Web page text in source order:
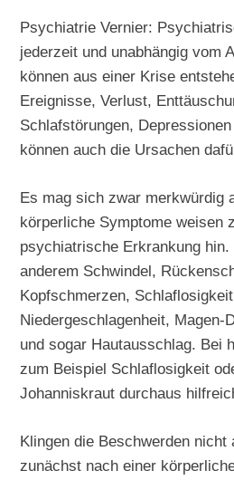
Psychiatrie Vernier:
jederzeit und unabhängig vom
können aus einer Krise
Ereignisse, Verlust,
Schlafstörungen,
können auch die Ursachen
Es mag sich zwar merkwürdig
körperliche Symptome weisen
psychiatrische Erkrankung
anderem Schwindel,
Kopfschmerzen,
Niedergeschlagenheit, Magen-
und sogar Hautausschlag. Bei
zum Beispiel Schlaflosigkeit
Johanniskraut durchaus
Klingen die Beschwerden nicht
zunächst nach einer